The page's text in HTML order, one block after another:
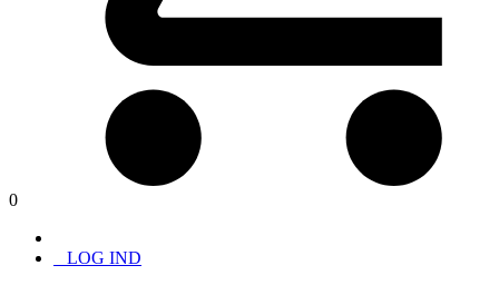
0
LOG IND